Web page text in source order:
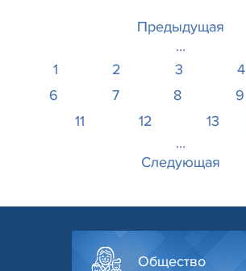
Предыдущая
...
1
2 3 4
6
7 8 9
11
12 13
...
Следующая
Общество